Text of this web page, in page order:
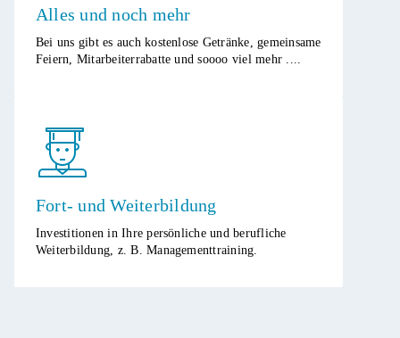
Alles und noch mehr​
Bei uns gibt es auch kostenlose Getränke, gemeinsame
Feiern, Mitarbeiterrabatte und soooo viel mehr ....
Fort- und Weiterbildung
Investitionen in Ihre persönliche und berufliche
Weiterbildung, z. B. Managementtraining.​